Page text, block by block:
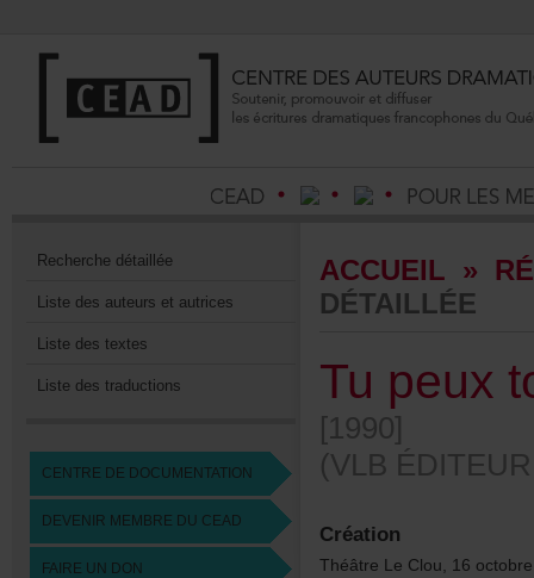
Recherchedétaillée
Listedesauteursetautrices
Listedestextes
Listedestraductions
CENTREDEDOCUMENTATION
DEVENIRMEMBREDUCEAD
FAIREUNDON
ACCUEIL »
DÉTAILLÉE
[1990]
Création